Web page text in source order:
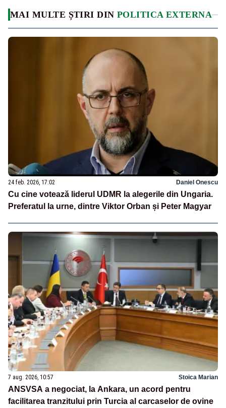
MAI MULTE ȘTIRI DIN POLITICA EXTERNA
24 feb. 2026, 17:02 Daniel Onescu
Cu cine votează liderul UDMR la alegerile din Ungaria.
Preferatul la urne, dintre Viktor Orban și Peter Magyar
7 aug. 2026, 10:57 Stoica Marian
ANSVSA a negociat, la Ankara, un acord pentru
facilitarea tranzitului prin Turcia al carcaselor de ovine